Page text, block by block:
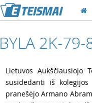
BYLA 2K-
Lietuvos Aukščiausiojo
susidedanti iš
pranešėjo Armano